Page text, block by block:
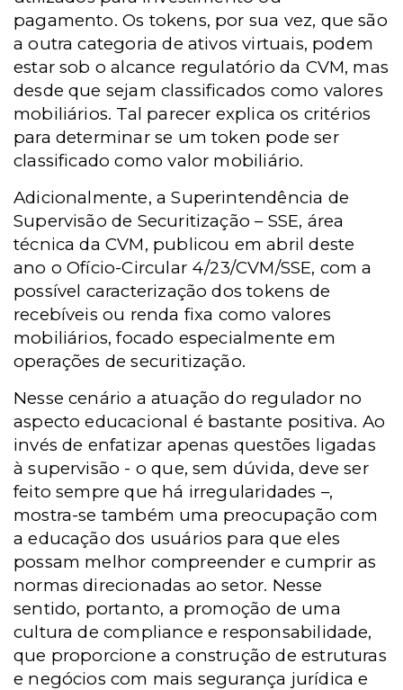
pagamento. Os tokens, por sua vez, que são
a outra categoria de ativos virtuais, podem
estar sob o alcance regulatório da CVM, mas
desde que sejam classificados como valores
mobiliários. Tal parecer explica os critérios
para determinar se um token pode ser
classificado como valor mobiliário.
Adicionalmente, a Superintendência de
Supervisão de Securitização – SSE, área
técnica da CVM, publicou em abril deste
ano o Ofício-Circular 4/23/CVM/SSE, com a
possível caracterização dos tokens de
recebíveis ou renda fixa como valores
mobiliários, focado especialmente em
operações de securitização.
Nesse cenário a atuação do regulador no
aspecto educacional é bastante positiva. Ao
invés de enfatizar apenas questões ligadas
à supervisão - o que, sem dúvida, deve ser
feito sempre que há irregularidades –,
mostra-se também uma preocupação com
a educação dos usuários para que eles
possam melhor compreender e cumprir as
normas direcionadas ao setor. Nesse
sentido, portanto, a promoção de uma
cultura de compliance e responsabilidade,
que proporcione a construção de estruturas
e negócios com mais segurança jurídica e